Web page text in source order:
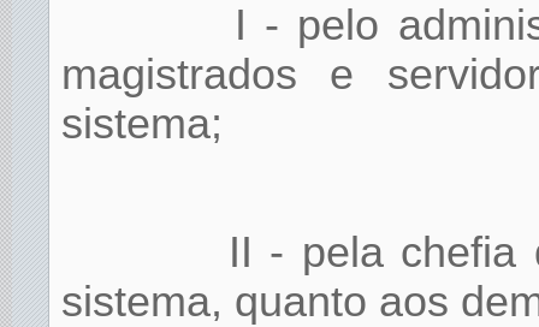
I - pelo
magistrados e
sistema;
II - pela chefia
sistema, quanto aos